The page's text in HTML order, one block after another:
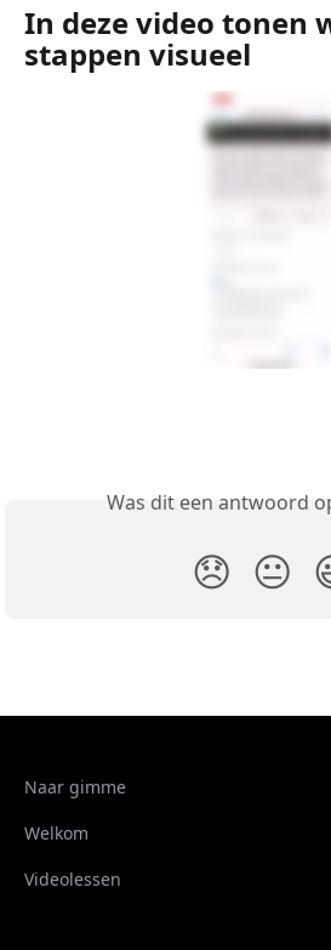
In deze video tonen
stappen visueel
Was dit een antwoord
😞 😐
Naar gimme
Welkom
Videolessen